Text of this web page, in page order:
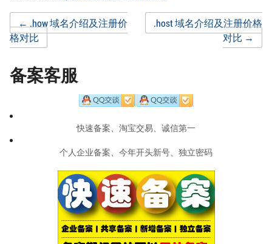
Post
navigation
← .how 域名介绍及注册价
格对比
.host 域名介绍及注册价格
对比→
备案客服
快速备案、淘宝交易、诚信第一
个人企业备案、今年开头新号、独立密码